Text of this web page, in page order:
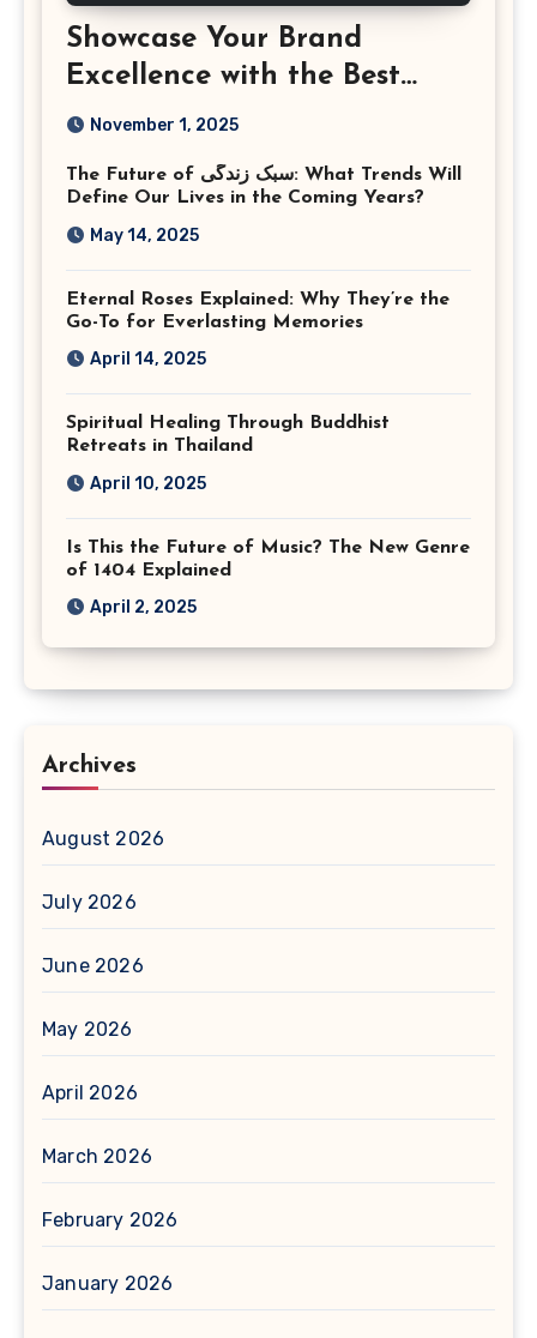
Showcase Your Brand
Excellence with the Best
Corporate Event
Virginia
November 1, 2025
The Future of سبک زندگی: What Trends Will
Define Our Lives in the Coming Years?
May 14, 2025
Eternal Roses Explained: Why They’re the
Go-To for Everlasting Memories
April 14, 2025
Spiritual Healing Through Buddhist
Retreats in Thailand
April 10, 2025
Is This the Future of Music? The New Genre
of 1404 Explained
April 2, 2025
Archives
August 2026
July 2026
June 2026
May 2026
April 2026
March 2026
February 2026
January 2026